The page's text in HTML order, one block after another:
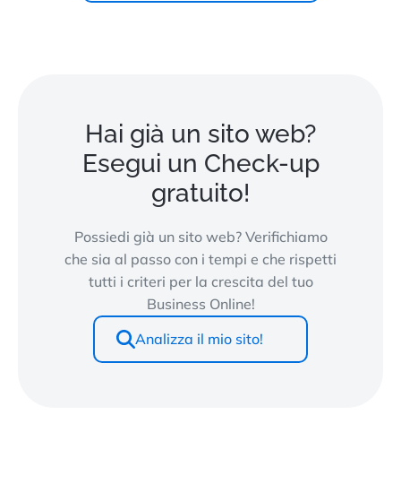
Hai già un sito web?
Esegui un Check-up
gratuito!
Possiedi già un sito web? Verifichiamo
che sia al passo con i tempi e che rispetti
tutti i criteri per la crescita del tuo
Business Online!
Analizza il mio sito!